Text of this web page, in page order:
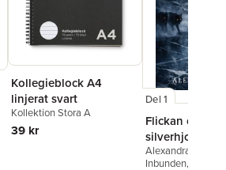
Kollegieblock A4
linjerat svart
Kollektion Stora A
39 kr
Del 1
Flickan och
silverhjorten
Alexandra Bring
Inbunden, 2026